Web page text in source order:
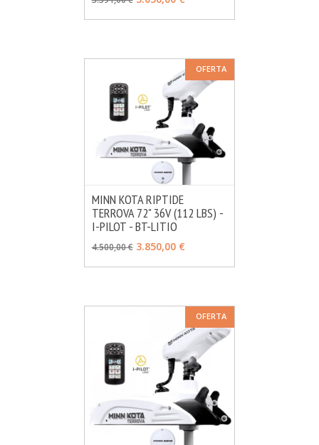
OFERTA
VER OPCIONES MÁS INFO
MINN KOTA RIPTIDE
TERROVA 72" 36V (112 LBS) -
I-PILOT - BT-LITIO
4.500,00 € 3.850,00 €
OFERTA